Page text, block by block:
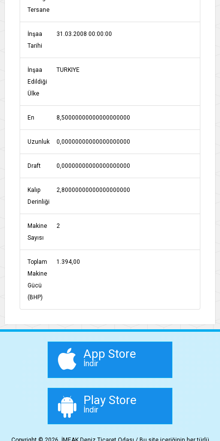
Tersane
İnşaa
Tarihi
31.03.2008 00:00:00
İnşaa
Edildiği
Ülke
TURKIYE
En 8,50000000000000000000
Uzunluk 0,00000000000000000000
Draft 0,00000000000000000000
Kalıp
Derinliği
2,80000000000000000000
Makine
Sayısı
2
Toplam
Makine
Gücü
(BHP)
1.394,00
App Store
İndir
Play Store
İndir